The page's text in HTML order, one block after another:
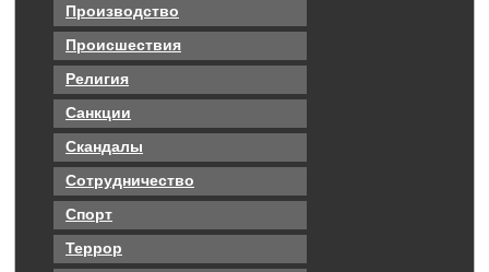
Производство
Происшествия
Религия
Санкции
Скандалы
Сотрудничество
Спорт
Террор